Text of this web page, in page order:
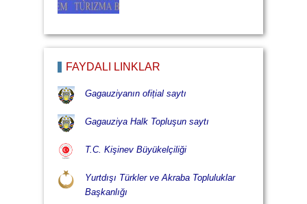
FAYDALI LİNKLÄR
Gagauziyanın ofițial saytı
Gagauziya Halk Topluşun saytı
T.C. Kişinev Büyükelçiliği
Yurtdışı Türkler ve Akraba Topluluklar
Başkanlığı